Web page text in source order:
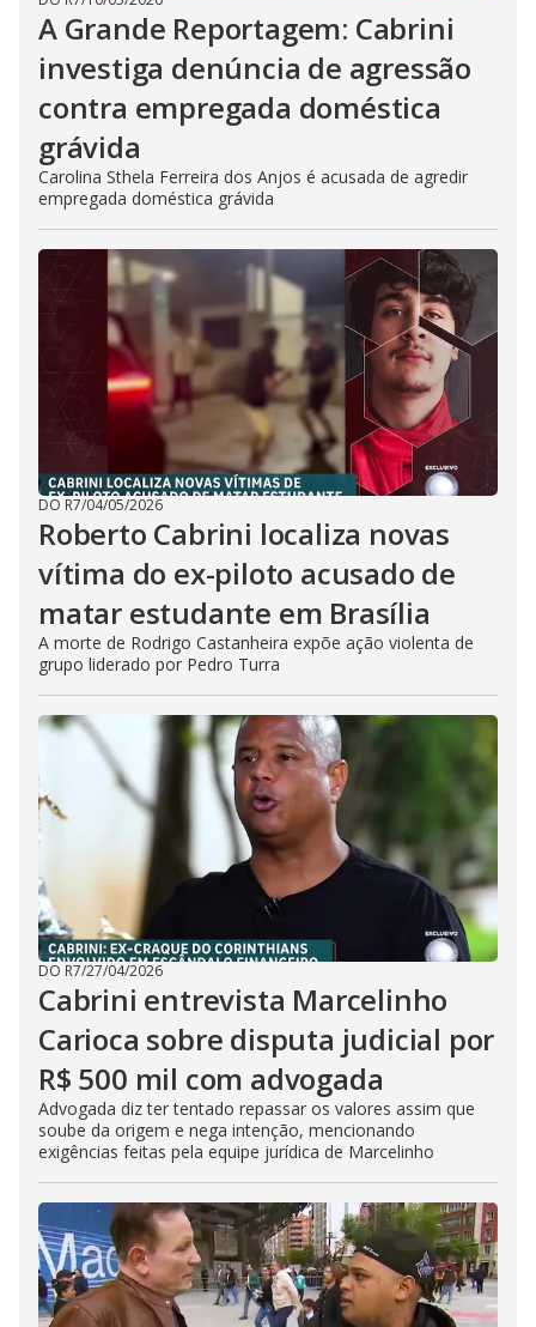
A Grande Reportagem: Cabrini
investiga denúncia de agressão
contra empregada doméstica
grávida
Carolina Sthela Ferreira dos Anjos é acusada de agredir
empregada doméstica grávida
DO R7/04/05/2026
Roberto Cabrini localiza novas
vítima do ex-piloto acusado de
matar estudante em Brasília
A morte de Rodrigo Castanheira expõe ação violenta de
grupo liderado por Pedro Turra
DO R7/27/04/2026
Cabrini entrevista Marcelinho
Carioca sobre disputa judicial por
R$ 500 mil com advogada
Advogada diz ter tentado repassar os valores assim que
soube da origem e nega intenção, mencionando
exigências feitas pela equipe jurídica de Marcelinho